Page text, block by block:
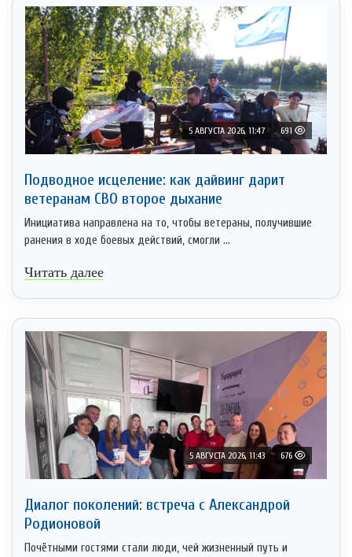
5 АВГУСТА 2026, 11:47 691
Подводное исцеление: как дайвинг дарит
ветеранам СВО второе дыхание
Инициатива направлена на то, чтобы ветераны, получившие
ранения в ходе боевых действий, смогли ...
Читать далее
5 АВГУСТА 2026, 11:43 676
Диалог поколений: встреча с Александрой
Родионовой
Почётными гостями стали люди, чей жизненный путь и